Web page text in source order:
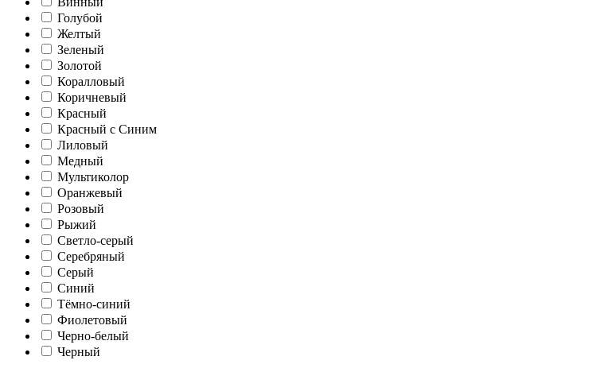
Голубой
Желтый
Зеленый
Золотой
Коралловый
Коричневый
Красный
Красный с Синим
Лиловый
Медный
Мультиколор
Оранжевый
Розовый
Рыжий
Светло-серый
Серебряный
Серый
Синий
Тёмно-синий
Фиолетовый
Черно-белый
Черный